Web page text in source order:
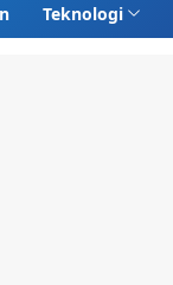
Teknologi